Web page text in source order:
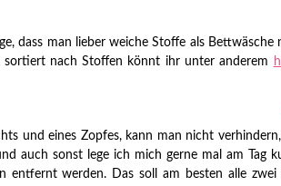
dass man lieber weiche Stoffe als
sortiert nach Stoffen könnt ihr unter anderem
und eines Zopfes, kann man nicht
auch sonst lege ich mich gerne mal am Tag
entfernt werden. Das soll am besten alle